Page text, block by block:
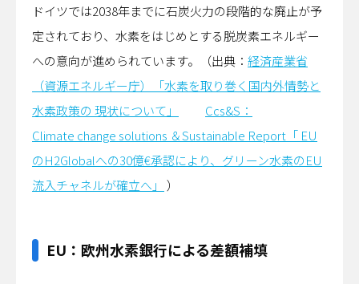
ドイツでは2038年までに石炭火力の段階的な廃止が予
定されており、水素をはじめとする脱炭素エネルギー
への意向が進められています。（出典： 経済産業省
（資源エネルギー庁）「水素を取り巻く国内外情勢と
水素政策の 現状について」
Ccs&S：
Climate change solutions ＆Sustainable Report「 EU
のH2Globalへの30億€承認により、グリーン水素のEU
流入チャネルが確立へ」
）
EU：欧州水素銀行による差額補填